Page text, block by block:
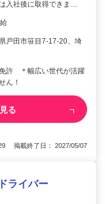
入社後に取得できま…
戸田市笹目7-17-20、埼
許 ＊幅広い世代が活躍
ん！
る
掲載終了日： 2027/05/07
ライバー